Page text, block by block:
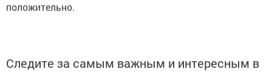
положительно.
Следите за самым важным и интересным в